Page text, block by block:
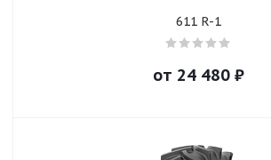
611 R-1
от 24 480₽